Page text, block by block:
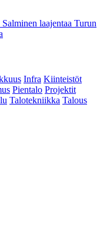
laajentaa Turun
Infra Kiinteistöt
Pientalo Projektit
Talotekniikka Talous